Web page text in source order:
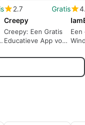
2.7
Gratis
Creepy
Creepy: Een Gratis
Educatieve App voor
Een